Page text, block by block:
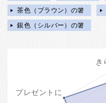
茶色（ブラウン）の箸
銀色（シルバー）の箸